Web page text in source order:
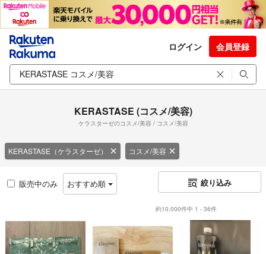
ログイン 会員登録
KERASTASE (コスメ/美容)
ケラスターゼのコスメ/美容 / コスメ/美容
KERASTASE（ケラスターゼ） コスメ/美容
販売中のみ おすすめ順 絞り込み
約10,000件中 1 - 36件